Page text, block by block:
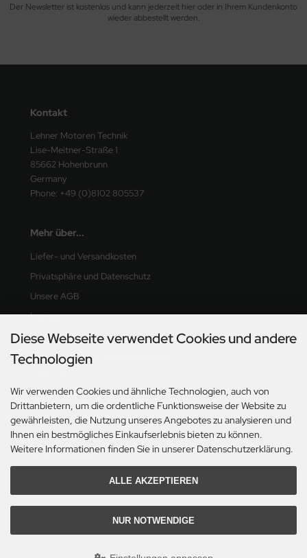
Der Newsletter ist kostenlos und kann jederzeit hier oder in Ihrem Kundenkonto
wieder abbestellt werden.
Kontakt
Lehner Motoren Technik
Lise-Meitner-Straße 1
85662 Hohenbrunn
Germany
Phone: +49 (0)8102 805537
Mehr über...
Liefer- und Versandkosten
Privatsphäre und Datenschutz
Unsere AGB
Impressum
Kontakt
Widerrufsrecht & Widerrufsformular
OS-Plattform
Cookie Einstellungen
Informationen
Elektronisches Widerrufsformular
Diese Webseite verwendet Cookies und andere
Technologien
Wir verwenden Cookies und ähnliche Technologien, auch von
Drittanbietern, um die ordentliche Funktionsweise der Website zu
gewährleisten, die Nutzung unseres Angebotes zu analysieren und
Ihnen ein bestmögliches Einkaufserlebnis bieten zu können.
Weitere Informationen finden Sie in unserer Datenschutzerklärung.
ALLE AKZEPTIEREN
NUR NOTWENDIGE